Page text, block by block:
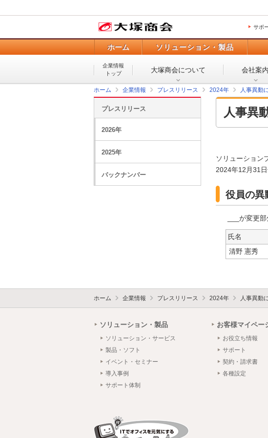
サポ
ホーム ソリューション・製品
企業情報
トップ
大塚商会について 会社案内
ホーム 企業情報 プレスリリース 2024年 人事異動
人事異
ソリューション
2024年12月31
役員の異
___が変更
氏名
清野 憲秀
プレスリリース
2026年
2025年
バックナンバー
ホーム 企業情報 プレスリリース 2024年 人事異動
ソリューション・製品
ソリューション・サービス
製品・ソフト
イベント・セミナー
導入事例
サポート体制
お客様マイペー
お役立ち情報
サポート
契約・請求書
各種設定